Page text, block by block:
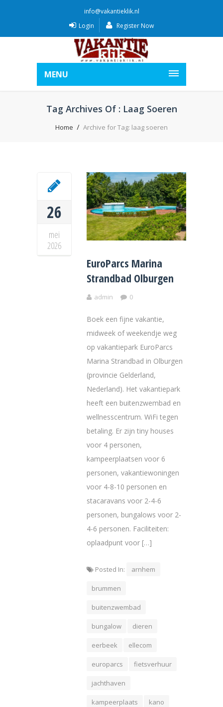
info@vakantieklik.nl
Login
Register Now
MENU
Tag Archives Of : Laag Soeren
Home Archive for Tag: laag soeren
26
mei
2026
EuroParcs Marina
Strandbad Olburgen
admin 0
Boek een fijne vakantie,
midweek of weekendje weg
op vakantiepark EuroParcs
Marina Strandbad in Olburgen
(provincie Gelderland,
Nederland). Het vakantiepark
heeft een buitenzwembad en
wellnesscentrum. WiFi tegen
betaling. Er zijn tiny houses
voor 4 personen,
kampeerplaatsen voor 6
personen, vakantiewoningen
voor 4-8-10 personen en
stacaravans voor 2-4-6
personen, bungalows voor 2-
4-6 personen. Faciliteiten:
oplaadpunt voor […]
Posted In: arnhem
brummen
buitenzwembad
bungalow dieren
eerbeek ellecom
europarcs fietsverhuur
jachthaven
kampeerplaats kano